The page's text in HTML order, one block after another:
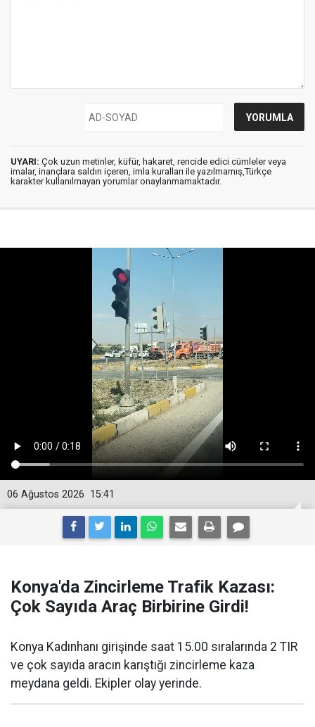
UYARI: Çok uzun metinler, küfür, hakaret, rencide edici cümleler veya
imalar, inançlara saldırı içeren, imla kuralları ile yazılmamış,Türkçe
karakter kullanılmayan yorumlar onaylanmamaktadır.
15:41
06 Ağustos 2026
Konya'da Zincirleme Trafik Kazası:
Çok Sayıda Araç Birbirine Girdi!
Konya Kadınhanı girişinde saat 15.00 sıralarında 2 TIR
ve çok sayıda aracın karıştığı zincirleme kaza
meydana geldi. Ekipler olay yerinde.